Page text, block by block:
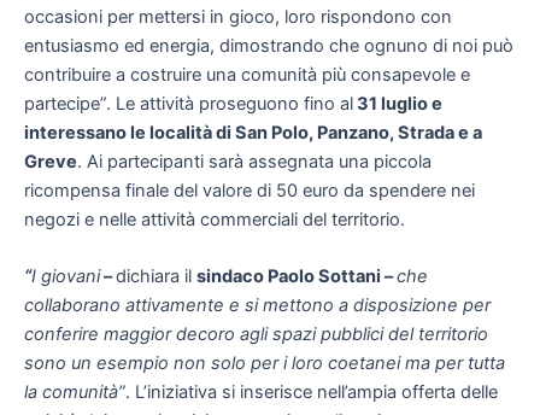
occasioni per mettersi in gioco, loro rispondono con
entusiasmo ed energia, dimostrando che ognuno di noi può
contribuire a costruire una comunità più consapevole e
partecipe”. Le attività proseguono fino al31 luglio e
interessano le località di San Polo, Panzano, Strada e a
Greve. Ai partecipanti sarà assegnata una piccola
ricompensa finale del valore di 50 euro da spendere nei
negozi e nelle attività commerciali del territorio.
“I giovani–dichiara il sindaco Paolo Sottani –che
collaborano attivamente e si mettono a disposizione per
conferire maggior decoro agli spazi pubblici del territorio
sono un esempio non solo per i loro coetanei ma per tutta
la comunità”. L’iniziativa si inserisce nell’ampia offerta delle